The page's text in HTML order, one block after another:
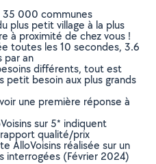
35 000 communes
plus petit village à la plus
à proximité de chez vous !
toutes les 10 secondes, 3.6
par an
différents, tout est
petit besoin aux plus grands
une première réponse à
sur 5* indiquent
rapport qualité/prix
AlloVoisins réalisée sur un
interrogées (Février 2024)